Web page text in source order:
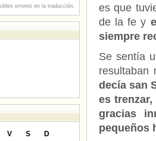
es que
de la fe y
siempre
Se sentía
resultaban
decía san
es
gracias
pequeños
errores en la traducción.
V S
D